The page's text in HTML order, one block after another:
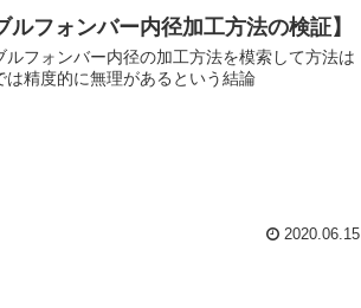
ルフォンバー内径加工方法の検証】
ルフォンバー内径の加工方法を模索して方法は
は精度的に無理があるという結論
2020.06.15